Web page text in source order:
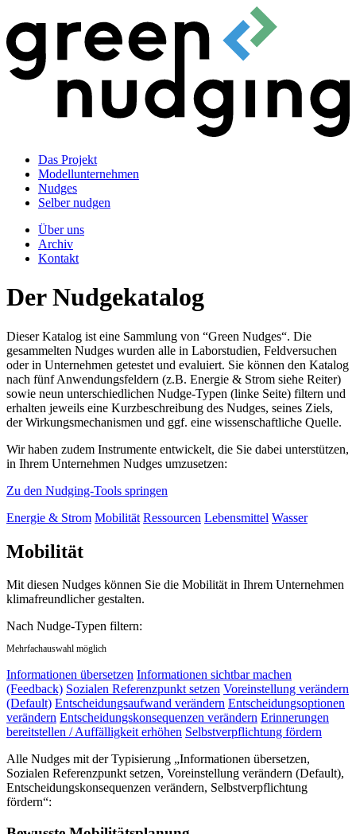
Das Projekt
Modellunternehmen
Nudges
Selber nudgen
Über uns
Archiv
Kontakt
Der Nudgekatalog
Dieser Katalog ist eine Sammlung von “Green Nudges“. Die
gesammelten Nudges wurden alle in Laborstudien, Feldversuchen
oder in Unternehmen getestet und evaluiert. Sie können den Katalog
nach fünf Anwendungsfeldern (z.B. Energie & Strom siehe Reiter)
sowie neun unterschiedlichen Nudge-Typen (linke Seite) filtern und
erhalten jeweils eine Kurzbeschreibung des Nudges, seines Ziels,
der Wirkungsmechanismen und ggf. eine wissenschaftliche Quelle.
Wir haben zudem Instrumente entwickelt, die Sie dabei unterstützen,
in Ihrem Unternehmen Nudges umzusetzen:
Zu den Nudging-Tools springen
Energie & Strom Mobilität Ressourcen Lebensmittel Wasser
Mobilität
Mit diesen Nudges können Sie die Mobilität in Ihrem Unternehmen
klimafreundlicher gestalten.
Nach Nudge-Typen filtern:
Mehrfachauswahl möglich
Informationen übersetzen Informationen sichtbar machen
(Feedback) Sozialen Referenzpunkt setzen Voreinstellung verändern
(Default) Entscheidungsaufwand verändern Entscheidungsoptionen
verändern Entscheidungskonsequenzen verändern Erinnerungen
bereitstellen / Auffälligkeit erhöhen Selbstverpflichtung fördern
Alle Nudges mit der Typisierung „Informationen übersetzen,
Sozialen Referenzpunkt setzen, Voreinstellung verändern (Default),
Entscheidungskonsequenzen verändern, Selbstverpflichtung
fördern“: